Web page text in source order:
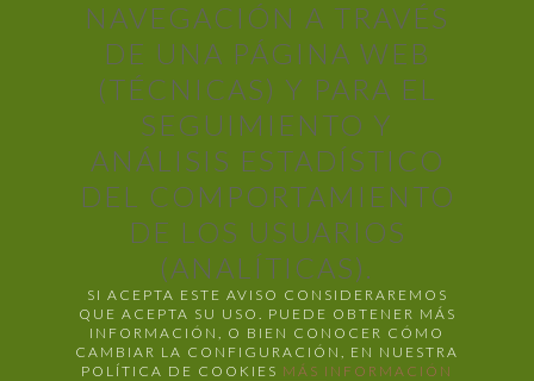
NAVEGACIÓN A TRAVÉS
DE UNA PÁGINA WEB
(TÉCNICAS) Y PARA EL
SEGUIMIENTO Y
ANÁLISIS ESTADÍSTICO
DEL COMPORTAMIENTO
DE LOS USUARIOS
(ANALÍTICAS).
SI ACEPTA ESTE AVISO CONSIDERAREMOS
QUE ACEPTA SU USO. PUEDE OBTENER MÁS
INFORMACIÓN, O BIEN CONOCER CÓMO
CAMBIAR LA CONFIGURACIÓN, EN NUESTRA
POLÍTICA DE COOKIES MÁS INFORMACIÓN